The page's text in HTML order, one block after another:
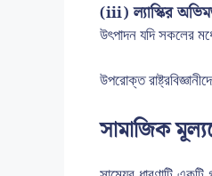
(iii) ল্যাস্কির
উৎপাদন যদি সকলের
উপরোক্ত
সামাজিক